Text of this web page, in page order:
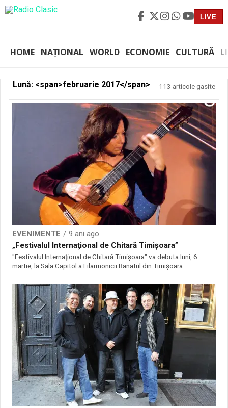
LIVE
HOME NAȚIONAL WORLD ECONOMIE CULTURĂ
Lună: <span>februarie 2017</span> 113 articole gasite
EVENIMENTE
9 ani ago
„Festivalul Internaţional de Chitară Timişoara”
"Festivalul Internaţional de Chitară Timişoara" va debuta luni, 6
martie, la Sala Capitol a Filarmonicii Banatul din Timişoara....